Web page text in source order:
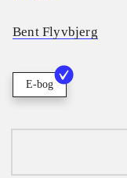
Bent Flyvbjerg
E-bog